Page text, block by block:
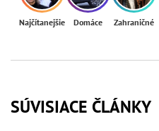
Najčítanejšie Domáce Zahraničné
SÚVISIACE ČLÁNKY